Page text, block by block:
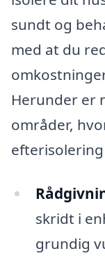
sundt og
med at du
Herunder er
områder,
skridt i
grundig